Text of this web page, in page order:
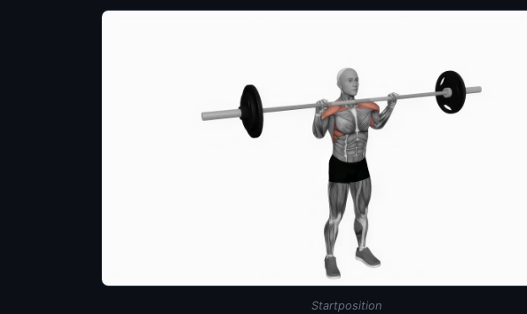
Startposition